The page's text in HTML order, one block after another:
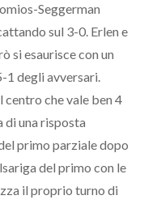
Seggerman
sul 3-0. Erlen e
si esaurisce con un
1 degli avversari.
centro che vale ben 4
di una risposta
primo parziale dopo
del primo con le
il proprio turno di